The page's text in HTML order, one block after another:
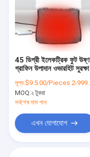
45 ডিগ্রী ইলেকট্রিক ফুট উষ্ণ
গ্রাফিন উপাদান ওভারহিট সুরক্ষা
মূল্য:$9.5.00/Pieces 2-9999 Pieces
MOQ:২ টুকরা
সর্বশেষ দাম পান
এখন যোগাযোগ